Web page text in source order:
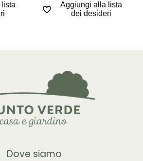
Aggiungi alla lista
dei desideri
Dove siamo